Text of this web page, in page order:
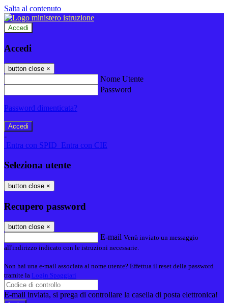
Salta al contenuto
Accedi
Accedi
button close ×
Nome Utente
Password
Password dimenticata?
-
Entra con SPID Entra con CIE
Seleziona utente
button close ×
Recupero password
button close ×
E-mail Verrà inviato un messaggio
all'indirizzo indicato con le istruzioni necessarie.
Non hai una e-mail associata al nome utente? Effettua il reset della password
tramite la Login Spaggiari
E-mail inviata, si prega di controllare la casella di posta elettronica!